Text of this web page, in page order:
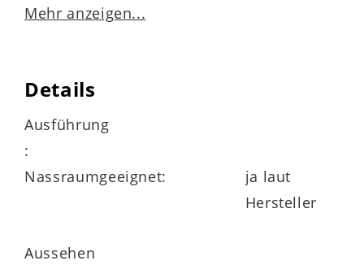
Mehr anzeigen...
Details
Ausführung
:
Nassraumgeeignet:
ja laut
Hersteller
Aussehen